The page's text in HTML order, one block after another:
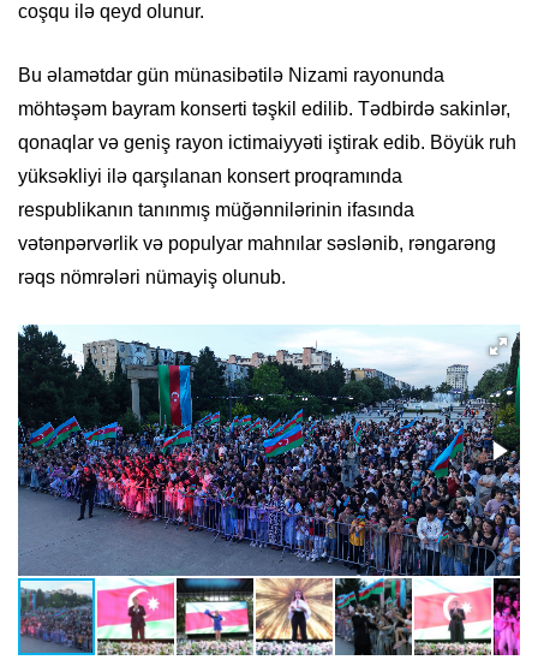
coşqu ilə qeyd olunur.
Bu əlamətdar gün münasibətilə Nizami rayonunda
möhtəşəm bayram konserti təşkil edilib. Tədbirdə sakinlər,
qonaqlar və geniş rayon ictimaiyyəti iştirak edib. Böyük ruh
yüksəkliyi ilə qarşılanan konsert proqramında
respublikanın tanınmış müğənnilərinin ifasında
vətənpərvərlik və populyar mahnılar səslənib, rəngarəng
rəqs nömrələri nümayiş olunub.